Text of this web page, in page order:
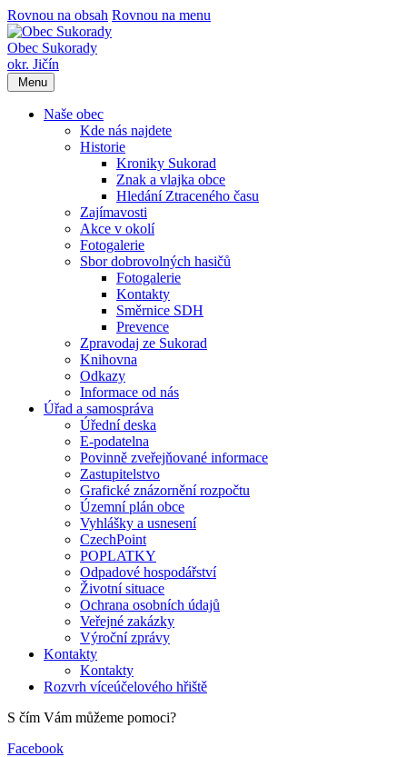
Rovnou na obsah Rovnou na menu
Obec Sukorady
okr. Jičín
Menu
Naše obec
Kde nás najdete
Historie
Kroniky Sukorad
Znak a vlajka obce
Hledání Ztraceného času
Zajímavosti
Akce v okolí
Fotogalerie
Sbor dobrovolných hasičů
Fotogalerie
Kontakty
Směrnice SDH
Prevence
Zpravodaj ze Sukorad
Knihovna
Odkazy
Informace od nás
Úřad a samospráva
Úřední deska
E-podatelna
Povinně zveřejňované informace
Zastupitelstvo
Grafické znázornění rozpočtu
Územní plán obce
Vyhlášky a usnesení
CzechPoint
POPLATKY
Odpadové hospodářství
Životní situace
Ochrana osobních údajů
Veřejné zakázky
Výroční zprávy
Kontakty
Kontakty
Rozvrh víceúčelového hřiště
S čím Vám můžeme pomoci?
Facebook